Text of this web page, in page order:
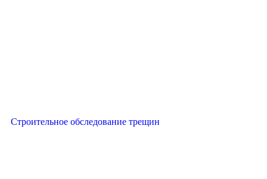
Строительное обследование трещин